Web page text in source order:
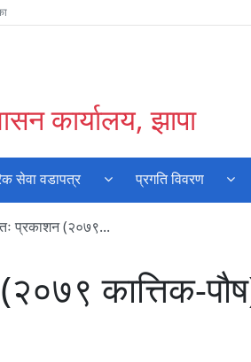
कार्यालय, झापा
सेवा वडापत्र प्रगति विवरण
प्रकाशन (२०७९...
कात्तिक-